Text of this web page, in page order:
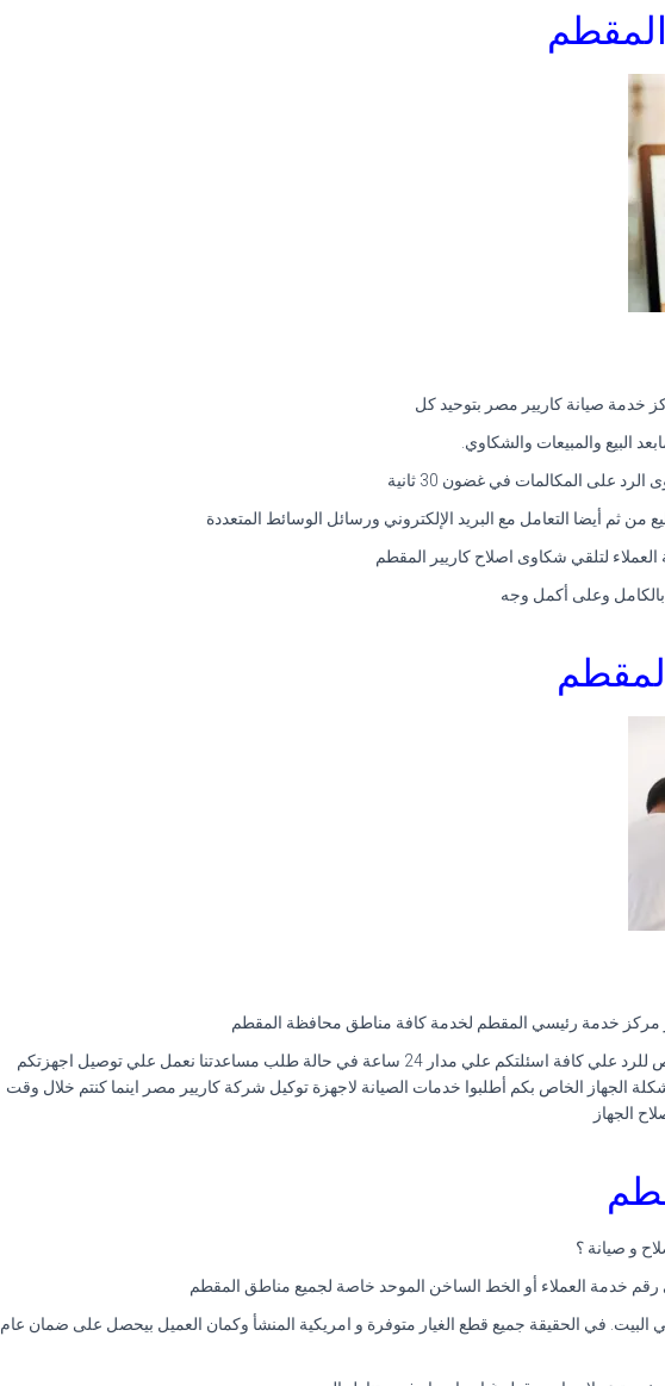
خدمة صيانة كاريير مصر بتوحيد كل
والمبيعات والشكاوي.
المكالمات في غضون 30 ثانية
ثم أيضا التعامل مع البريد الإلكتروني ورسائل الوسائط المتعددة
لتلقي شكاوى اصلاح كاريير المقطم
بالكامل وعلى أكمل وجه
مركز خدمة رئيسي المقطم لخدمة كافة مناطق محافظة المقطم
فتوكيل كاريير مصر لديه تعاقد مع افضل وكلاء تصليح الاجهزة الكهربائية في المقطم لدينا في توكيل كاريير فرع المقطم خصوصًا فريق مخصص للرد علي كافة اسئلتكم علي مدار 24 ساعة في حالة طلب مساعدتنا نعمل علي توصيل اجهزتكم
الجهاز الخاص بكم أطلبوا خدمات الصيانة لاجهزة توكيل شركة كاريير مصر اينما كنتم خلال وقت
الجهاز
و صيانة ؟
خدمة العملاء أو الخط الساخن الموحد خاصة لجميع مناطق المقطم
حتى عندك ونصلحلك جهازك و في البيت. في الحقيقة جميع قطع الغيار متوفرة و امريكية المنشأ وكمان العميل بيحصل على ضمان عام